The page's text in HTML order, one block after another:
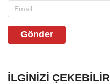
Gönder
İLGINIZI ÇEKEBILIR